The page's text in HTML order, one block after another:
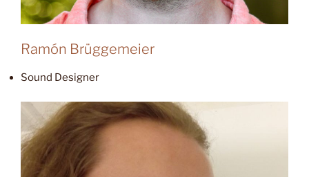
Ramón Brüggemeier
Sound Designer